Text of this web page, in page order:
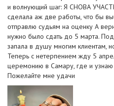
и волнующий шаг: Я СНОВА
сделала аж две работы, что бы
отправлю судьям на оценку А
нужно было сдать до 5 марта.
запала в душу многим клиентам,
Теперь с нетерпением жду 5
церемонию в Самару, где и узнаю
Пожелайте мне удачи